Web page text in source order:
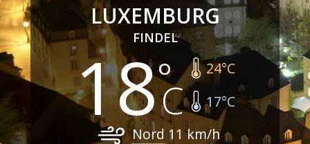
LUXEMBURG
FINDEL
18 24°C
17°C
Nord 11km/h